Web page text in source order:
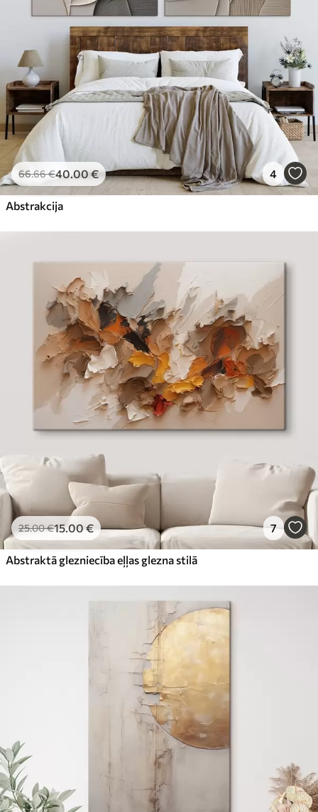
66.66€40.00€ 4
Abstrakcija
25.00€15.00€ 7
Abstraktā glezniecība eļļas glezna stilā